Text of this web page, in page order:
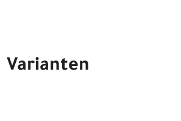
Varianten